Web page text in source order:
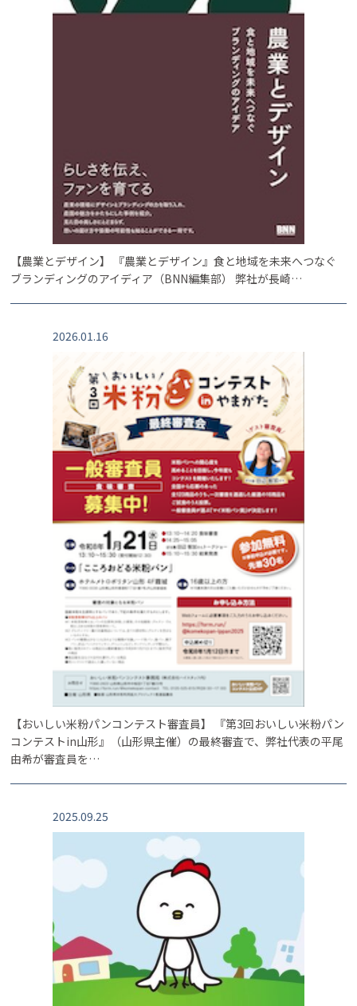
【農業とデザイン】 『農業とデザイン』食と地域を未来へつなぐ
ブランディングのアイディア（BNN編集部） 弊社が長崎…
2026.01.16
【おいしい米粉パンコンテスト審査員】 『第3回おいしい米粉パン
コンテストin山形』（山形県主催）の最終審査で、弊社代表の平尾
由希が審査員を…
2025.09.25